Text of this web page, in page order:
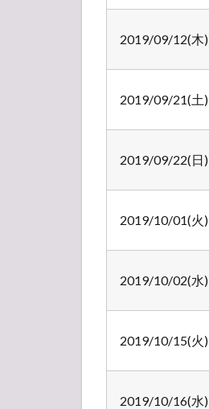
2019/09/12(木)
2019/09/21(土)
2019/09/22(日)
2019/10/01(火)
2019/10/02(水)
2019/10/15(火)
2019/10/16(水)